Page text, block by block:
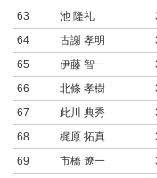
63
池 隆礼
64
古謝 孝明
65
伊藤 智一
66
北條 孝樹
67
此川 典秀
68
梶原 拓真
69
市橋 遼一